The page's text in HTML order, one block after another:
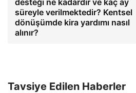
süreyle verilmektedir? Kentsel
dönüşümde kira yardımı nasıl
alınır?
Tavsiye Edilen Haberler